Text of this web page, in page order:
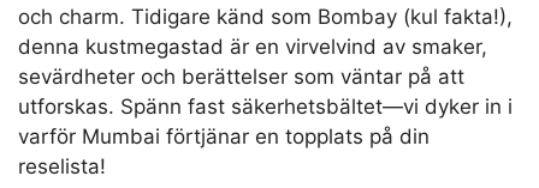
och charm. Tidigare känd som Bombay (kul fakta!),
denna kustmegastad är en virvelvind av smaker,
sevärdheter och berättelser som väntar på att
utforskas. Spänn fast säkerhetsbältet—vi dyker in i
varför Mumbai förtjänar en topplats på din
reselista!